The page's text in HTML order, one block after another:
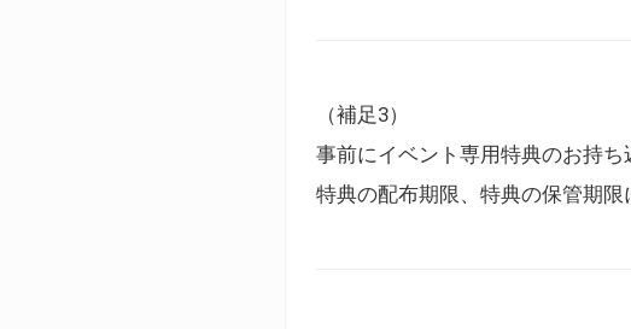
（補足3）
事前にイベント専用特典のお持
特典の配布期限、特典の保管期限